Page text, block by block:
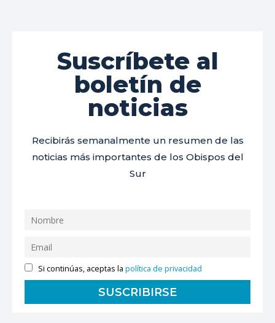
Suscríbete al
boletín de
noticias
Recibirás semanalmente un resumen de las
noticias más importantes de los Obispos del
Sur
Si continúas, aceptas lapolítica de privacidad